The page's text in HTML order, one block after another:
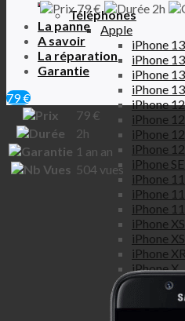
Téléphones
Apple
iPhone
iPhone
iPhone
iPhone 13
iPhone
iPhone
iPhone
iPhone 12
iPhone
iPhone
iPhone
iPhone 11
iPhone
iPhone XS
iPhone XR
iPhone X
iPhone 8
iPhone 8
iPhone 7
79 €
2h
La panne
A savoir
La réparation
Garantie
79 €
79 €
2h
1 an an
504 vues